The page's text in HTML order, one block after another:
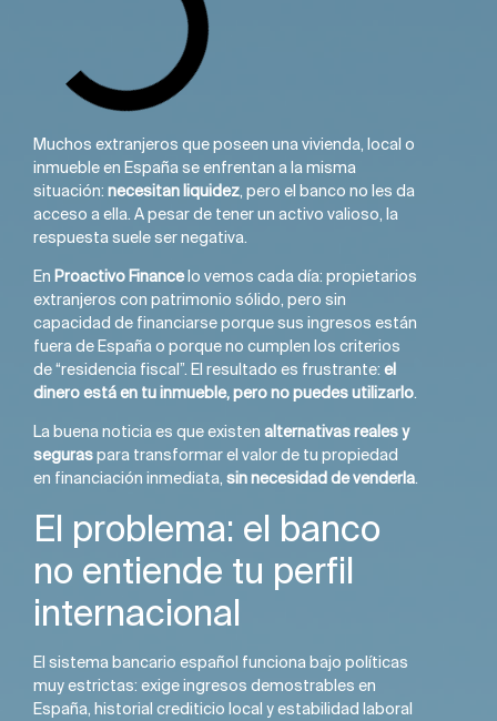
Muchos extranjeros que poseen una vivienda, local o
inmueble en España se enfrentan a la misma
situación: necesitan liquidez, pero el banco no les da
acceso a ella. A pesar de tener un activo valioso, la
respuesta suele ser negativa.
En Proactivo Financelo vemos cada día: propietarios
extranjeros con patrimonio sólido, pero sin
capacidad de financiarse porque sus ingresos están
fuera de España o porque no cumplen los criterios
de “residencia fiscal”. El resultado es frustrante: el
dinero está en tu inmueble, pero no puedes utilizarlo.
La buena noticia es que existen alternativas reales y
seguraspara transformar el valor de tu propiedad
en financiación inmediata, sin necesidad de venderla.
El problema: el banco
no entiende tu perfil
internacional
El sistema bancario español funciona bajo políticas
muy estrictas: exige ingresos demostrables en
España, historial crediticio local y estabilidad laboral